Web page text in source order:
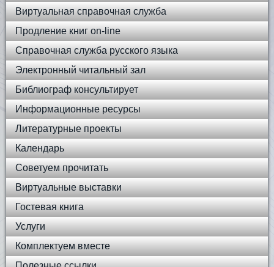
Виртуальная справочная служба
Продление книг on-line
Справочная служба русского языка
Электронный читальный зал
Библиограф консультирует
Информационные ресурсы
Литературные проекты
Календарь
Советуем прочитать
Виртуальные выставки
Гостевая книга
Услуги
Комплектуем вместе